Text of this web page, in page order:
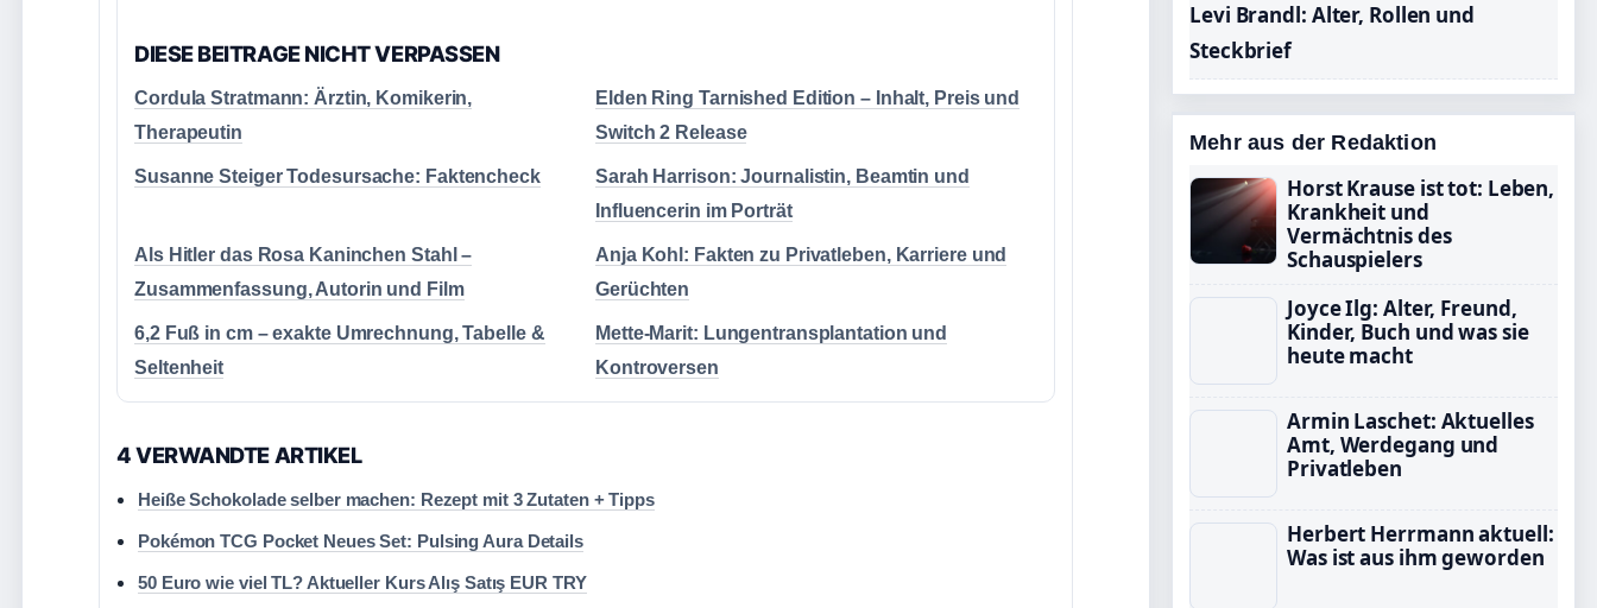
DIESE BEITRAGE NICHT VERPASSEN
Cordula Stratmann: Ärztin, Komikerin,
Therapeutin
Elden Ring Tarnished Edition – Inhalt, Preis und
Switch 2 Release
Susanne Steiger Todesursache: Faktencheck
Sarah Harrison: Journalistin, Beamtin und
Influencerin im Porträt
Als Hitler das Rosa Kaninchen Stahl –
Zusammenfassung, Autorin und Film
Anja Kohl: Fakten zu Privatleben, Karriere und
Gerüchten
6,2 Fuß in cm – exakte Umrechnung, Tabelle &
Seltenheit
Mette-Marit: Lungentransplantation und
Kontroversen
4 VERWANDTE ARTIKEL
Heiße Schokolade selber machen: Rezept mit 3 Zutaten + Tipps
Pokémon TCG Pocket Neues Set: Pulsing Aura Details
50 Euro wie viel TL? Aktueller Kurs Alış Satış EUR TRY
Levi Brandl: Alter, Rollen und
Steckbrief
Mehr aus der Redaktion
Horst Krause ist tot: Leben,
Krankheit und
Vermächtnis des
Schauspielers
Joyce Ilg: Alter, Freund,
Kinder, Buch und was sie
heute macht
Armin Laschet: Aktuelles
Amt, Werdegang und
Privatleben
Herbert Herrmann aktuell:
Was ist aus ihm geworden